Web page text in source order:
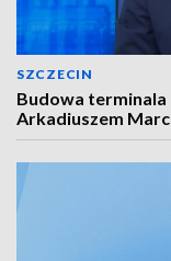
SZCZECIN
Budowa
Arkadiuszem